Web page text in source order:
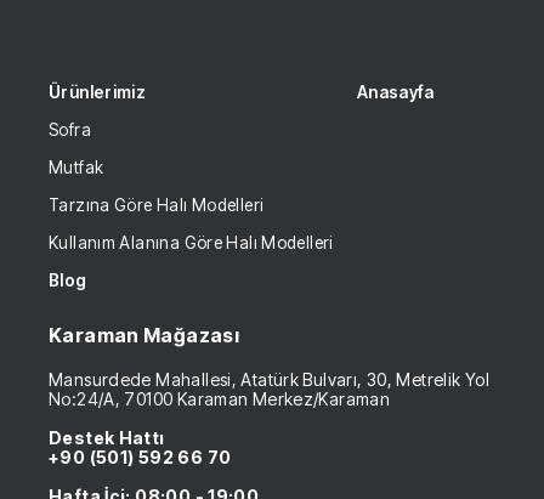
Ürünlerimiz
Sofra
Mutfak
Tarzına Göre Halı Modelleri
Kullanım Alanına Göre Halı Modelleri
Anasayfa
Blog
Karaman Mağazası
Mansurdede Mahallesi, Atatürk Bulvarı, 30, Metrelik Yol
No:24/A, 70100 Karaman Merkez/Karaman
Destek Hattı
+90 (501) 592 66 70